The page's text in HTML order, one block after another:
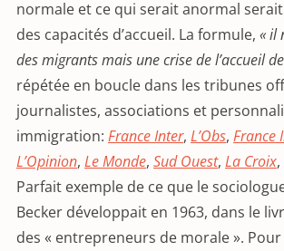
normale et ce qui serait anormal
des capacités d’accueil. La formule, « il
des migrants mais une crise de l’accueil
répétée en boucle dans les tribunes
journalistes, associations et
immigration: France Inter, L’Obs, France
L’Opinion, Le Monde, Sud Ouest, La Croix,
Parfait exemple de ce que le
Becker développait en 1963, dans le
des « entrepreneurs de morale ».